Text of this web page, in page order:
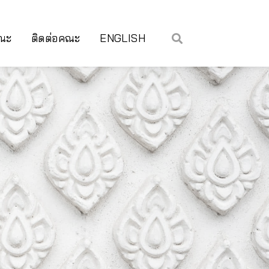
ะ ติดต่อคณะ ENGLISH